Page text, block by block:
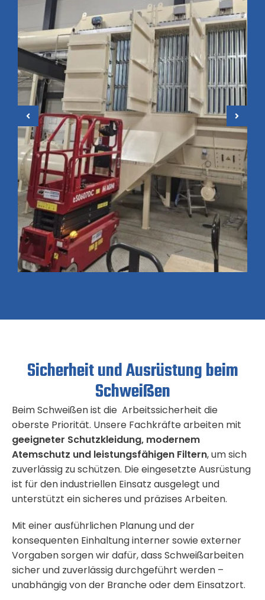
Montage von Industrie-
Entstaubungsanlagen
Sicherheit und Ausrüstung beim
Schweißen
Beim Schweißen ist die Arbeitssicherheit die
oberste Priorität. Unsere Fachkräfte arbeiten mit
geeigneter Schutzkleidung, modernem
Atemschutz und leistungsfähigen Filtern, um sich
zuverlässig zu schützen. Die eingesetzte Ausrüstung
ist für den industriellen Einsatz ausgelegt und
unterstützt ein sicheres und präzises Arbeiten.
Mit einer ausführlichen Planung und der
konsequenten Einhaltung interner sowie externer
Vorgaben sorgen wir dafür, dass Schweißarbeiten
sicher und zuverlässig durchgeführt werden –
unabhängig von der Branche oder dem Einsatzort.